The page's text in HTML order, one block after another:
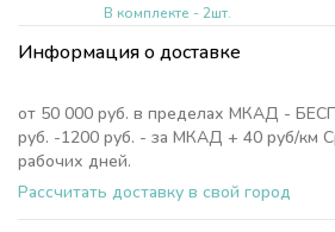
В комплекте - 2шт.
Информация о доставке
от 50 000 руб. в пределах МКАД -
руб. -1200 руб. - за МКАД + 40 руб/км
рабочих дней.
Рассчитать доставку в свой город